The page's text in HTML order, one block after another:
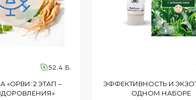
выглядеть более здоровыми и
А когда смогла с детками
дискомфорта, знакомые были
и увлечённой они меня не
52.4 Б.
«ОРВИ: 2 ЭТАП –
ЭФФЕКТИВНОСТЬ И
ОДНОМ НАБОРЕ